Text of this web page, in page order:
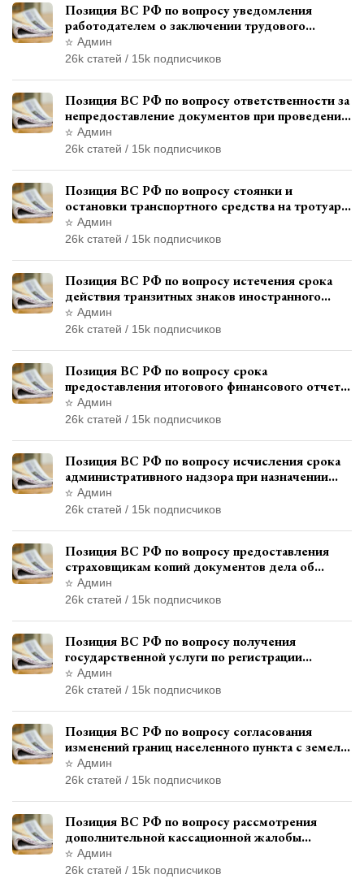
Позиция ВС РФ по вопросу уведомления
работодателем о заключении трудового
договора с бывшим государственным
служащим
Админ
26k статей / 15k подписчиков
Позиция ВС РФ по вопросу ответственности за
непредоставление документов при проведении
контроля и надзора
Админ
26k статей / 15k подписчиков
Позиция ВС РФ по вопросу стоянки и
остановки транспортного средства на тротуаре
и квалификации административного
правонарушения
Админ
26k статей / 15k подписчиков
Позиция ВС РФ по вопросу истечения срока
действия транзитных знаков иностранного
государства и отсутствия состава
административного правонарушения
Админ
26k статей / 15k подписчиков
Позиция ВС РФ по вопросу срока
предоставления итогового финансового отчета
кандидатом в соответствии с
законодательством о выборах
Админ
26k статей / 15k подписчиков
Позиция ВС РФ по вопросу исчисления срока
административного надзора при назначении
дополнительного наказания, отличного от
ограничения свободы
Админ
26k статей / 15k подписчиков
Позиция ВС РФ по вопросу предоставления
страховщикам копий документов дела об
административном правонарушении для
автотехнической экспертизы
Админ
26k статей / 15k подписчиков
Позиция ВС РФ по вопросу получения
государственной услуги по регистрации
транспортного средства через представителя
Админ
26k статей / 15k подписчиков
Позиция ВС РФ по вопросу согласования
изменений границ населенного пункта с земель
лесного фонда
Админ
26k статей / 15k подписчиков
Позиция ВС РФ по вопросу рассмотрения
дополнительной кассационной жалобы
адвоката в кассационной инстанции
Админ
26k статей / 15k подписчиков